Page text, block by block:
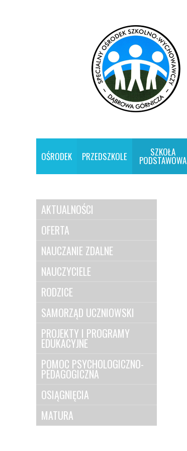
OŚRODEK PRZEDSZKOLE SZKOŁA
PODSTAWOWA
AKTUALNOŚCI
OFERTA
NAUCZANIE ZDALNE
NAUCZYCIELE
RODZICE
SAMORZĄD UCZNIOWSKI
PROJEKTY I PROGRAMY
EDUKACYJNE
POMOC PSYCHOLOGICZNO-
PEDAGOGICZNA
OSIĄGNIĘCIA
MATURA